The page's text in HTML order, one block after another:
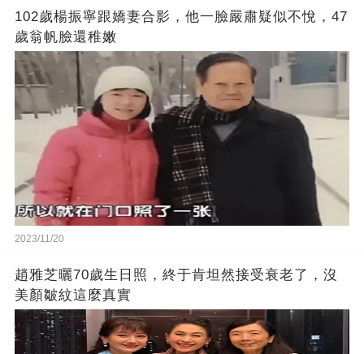
102歲楊振寧跟嬌妻合影，他一臉嚴肅疑似不悅，47
歲翁帆臉還稚嫩
2023/11/20
趙雅芝曬70歲生日照，終于肯坦然接受衰老了，沒
美顏皺紋這麼真實